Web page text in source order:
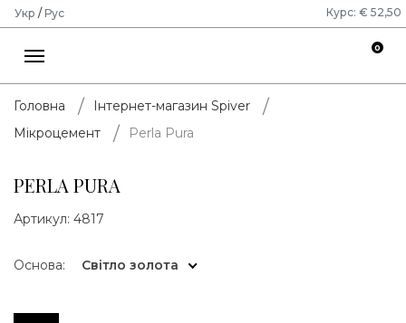
Укр / Рус Курс: € 52,50
0
Головна
Інтернет-магазин Spiver
Мікроцемент
Perla Pura
PERLA PURA
Артикул: 4817
Основа: Світло золота